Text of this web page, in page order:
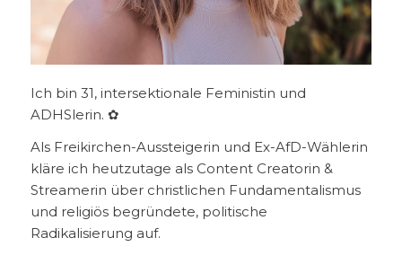
Ich bin 31, intersektionale Feministin und
ADHSlerin. ✿
Als Freikirchen-Aussteigerin und Ex-AfD-Wählerin
kläre ich heutzutage als Content Creatorin &
Streamerin über christlichen Fundamentalismus
und religiös begründete, politische
Radikalisierung auf.